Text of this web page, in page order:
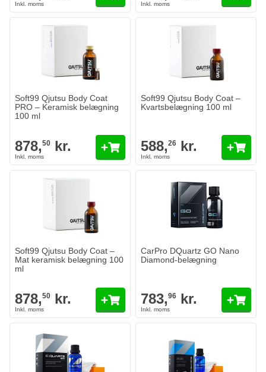
Soft99 Qjutsu Body Coat
PRO – Keramisk belægning
100 ml
878,50 kr.
Soft99 Qjutsu Body Coat –
Kvartsbelægning 100 ml
588,26 kr.
Soft99 Qjutsu Body Coat –
Mat keramisk belægning 100
ml
878,50 kr.
CarPro DQuartz GO Nano
Diamond-belægning
783,96 kr.